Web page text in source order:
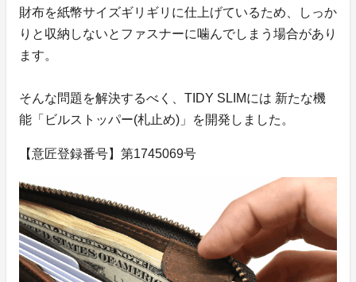
財布を紙幣サイズギリギリに仕上げているため、しっか
りと収納しないとファスナーに噛んでしまう場合があり
ます。
そんな問題を解決するべく、TIDY SLIMには 新たな機
能「ビルストッパー(札止め)」を開発しました。
【意匠登録番号】第1745069号